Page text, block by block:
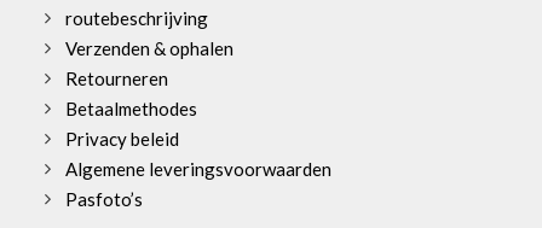
routebeschrijving
Verzenden & ophalen
Retourneren
Betaalmethodes
Privacy beleid
Algemene leveringsvoorwaarden
Pasfoto’s